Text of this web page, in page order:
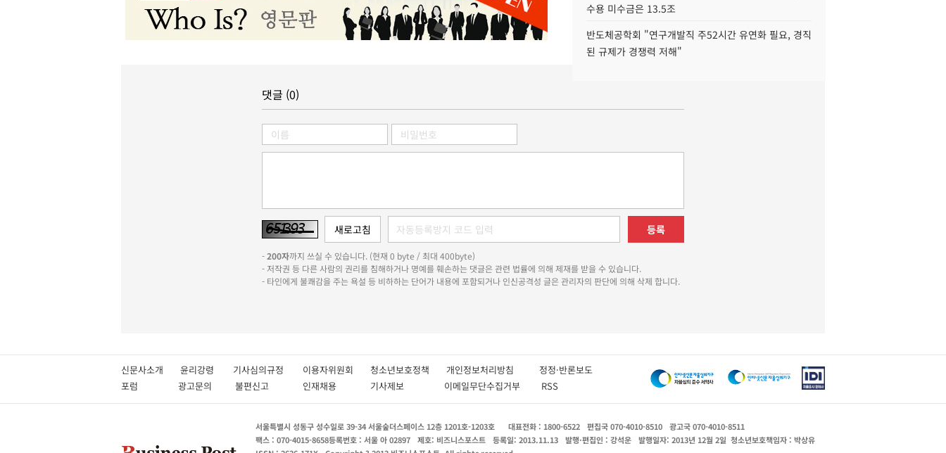
수용 미수금은 13.5조
반도체공학회 "연구개발직 주52시간 유연화 필요, 경직
된 규제가 경쟁력 저해"
댓글 (0)
등록
-200자까지 쓰실 수 있습니다. (현재 0 byte / 최대 400byte)
- 저작권 등 다른 사람의 권리를 침해하거나 명예를 훼손하는 댓글은 관련 법률에 의해 제재를 받을 수 있습니다.
- 타인에게 불쾌감을 주는 욕설 등 비하하는 단어가 내용에 포함되거나 인신공격성 글은 관리자의 판단에 의해 삭제 합니다.
신문사소개 윤리강령 기사심의규정 이용자위원회 청소년보호정책 개인정보처리방침 정정·반론보도
포럼
광고문의 불편신고 인재채용 기사제보 이메일무단수집거부 RSS
서울특별시 성동구 성수일로 39-34 서울숲더스페이스 12층 1201호-1203호 대표전화 : 1800-6522 편집국 070-4010-8510
광고국 070-4010-8511
팩스 : 070-4015-8658등록번호 : 서울 아 02897 제호: 비즈니스포스트 등록일: 2013.11.13 발행·편집인 : 강석운 발행일자: 2013년 12월 2일 청소년보호책임자 : 박상유